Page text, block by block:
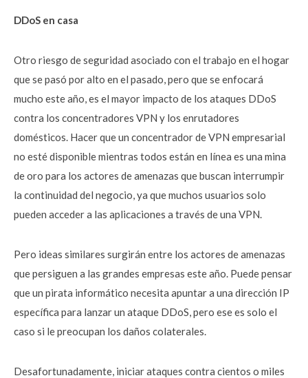
DDoS en casa
Otro riesgo de seguridad asociado con el trabajo en el hogar
que se pasó por alto en el pasado, pero que se enfocará
mucho este año, es el mayor impacto de los ataques DDoS
contra los concentradores VPN y los enrutadores
domésticos. Hacer que un concentrador de VPN empresarial
no esté disponible mientras todos están en línea es una mina
de oro para los actores de amenazas que buscan interrumpir
la continuidad del negocio, ya que muchos usuarios solo
pueden acceder a las aplicaciones a través de una VPN.
Pero ideas similares surgirán entre los actores de amenazas
que persiguen a las grandes empresas este año. Puede pensar
que un pirata informático necesita apuntar a una dirección IP
específica para lanzar un ataque DDoS, pero ese es solo el
caso si le preocupan los daños colaterales.
Desafortunadamente, iniciar ataques contra cientos o miles